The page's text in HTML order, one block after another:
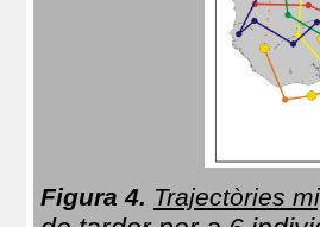
Figura 4. Trajectòries